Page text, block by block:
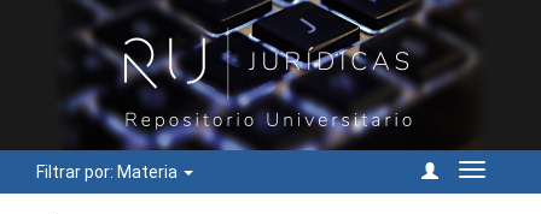
Filtrar por: Materia
Cambiar